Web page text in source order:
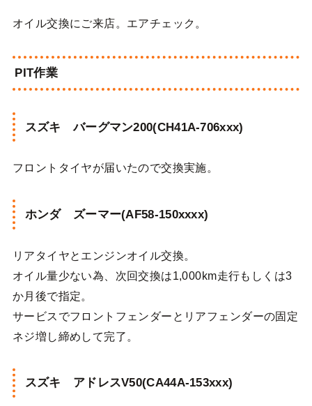
オイル交換にご来店。エアチェック。
PIT作業
スズキ バーグマン200(CH41A-706xxx)
フロントタイヤが届いたので交換実施。
ホンダ ズーマー(AF58-150xxxx)
リアタイヤとエンジンオイル交換。
オイル量少ない為、次回交換は1,000km走行もしくは3
か月後で指定。
サービスでフロントフェンダーとリアフェンダーの固定
ネジ増し締めして完了。
スズキ アドレスV50(CA44A-153xxx)